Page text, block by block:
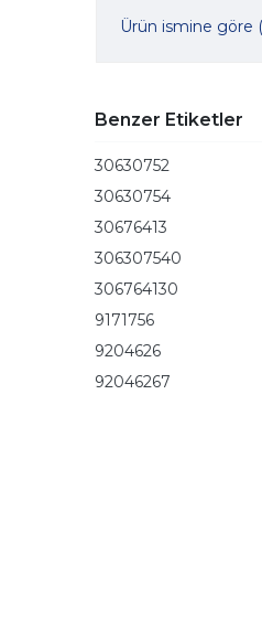
Ürün ismine göre
Benzer Etiketler
30630752
30630754
30676413
306307540
306764130
9171756
9204626
92046267